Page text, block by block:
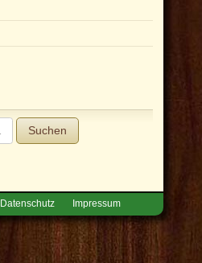
Suchen
Datenschutz Impressum